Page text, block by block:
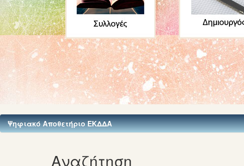
Ψηφιακό Αποθετήριο ΕΚΔΔΑ
Αναζήτηση